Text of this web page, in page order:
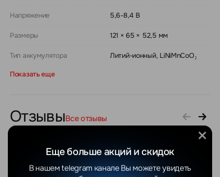
Напряжение 5,6-8,4 В
Размеры 121 × 65 × 52,5 мм
Тип аккумулятора Литий-ионный, LiNiMnCoO₂
Показать еще
ОтзывыВсе отзывы
Еще больше акций и скидок
В нашем telegram канале Вы можете увидеть